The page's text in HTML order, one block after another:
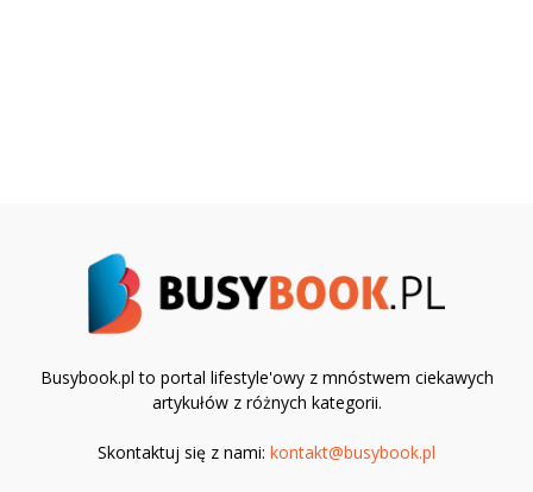
Busybook.pl to portal lifestyle'owy z mnóstwem ciekawych
artykułów z różnych kategorii.
Skontaktuj się z nami: kontakt@busybook.pl